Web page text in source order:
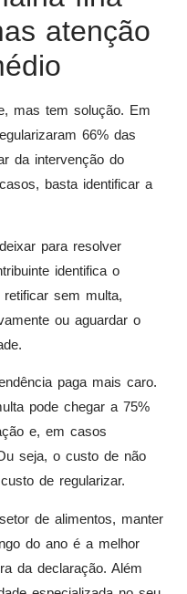
atenção
mas tem solução. Em
66% das
da intervenção do
basta identificar a
para resolver
identifica o
sem multa,
ou aguardar o
paga mais caro.
pode chegar a 75%
e, em casos
seja, o custo de não
de regularizar.
de alimentos, manter
do ano é a melhor
da declaração. Além